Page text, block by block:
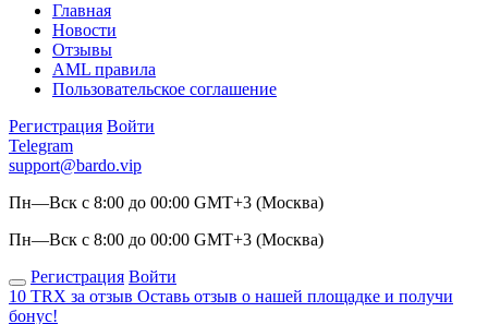
Главная
Новости
Отзывы
AML правила
Пользовательское соглашение
Регистрация Войти
Telegram
support@bardo.vip
Пн—Вск с 8:00 до 00:00 GMT+3 (Москва)
Пн—Вск с 8:00 до 00:00 GMT+3 (Москва)
Регистрация Войти
10 TRX за отзыв Оставь отзыв о нашей площадке и получи
бонус!